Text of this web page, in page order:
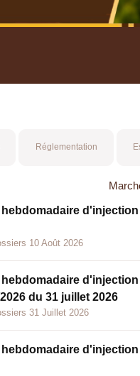
Réglementation
d'injection
10 Août 2026
d'injection
du 31 juillet 2026
31 Juillet 2026
d'injection